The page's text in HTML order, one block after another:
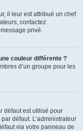
il leur est attribué un chef
contactez
privé.
couleur différente ?
d’un groupe pour les
défaut est utilisé pour
défaut. L’administrateur
via votre panneau de